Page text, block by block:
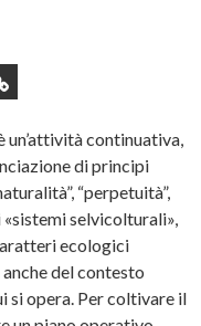
un’attività continuativa,
di principi
“perpetuità”,
«sistemi selvicolturali»,
ecologici
del contesto
si opera. Per coltivare il